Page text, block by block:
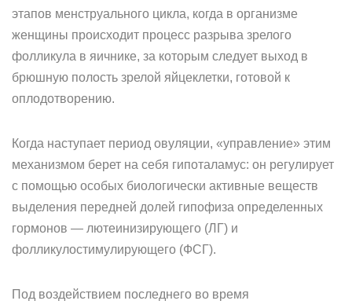
этапов менструального цикла, когда в организме
женщины происходит процесс разрыва зрелого
фолликула в яичнике, за которым следует выход в
брюшную полость зрелой яйцеклетки, готовой к
оплодотворению.
Когда наступает период овуляции, «управление» этим
механизмом берет на себя гипоталамус: он регулирует
с помощью особых биологически активные веществ
выделения передней долей гипофиза определенных
гормонов — лютеинизирующего (ЛГ) и
фолликулостимулирующего (ФСГ).
Под воздействием последнего во время